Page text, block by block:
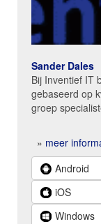
Sander Dales
Bij Inventief IT
gebaseerd op
groep
» meer
Android
iOS
Windows